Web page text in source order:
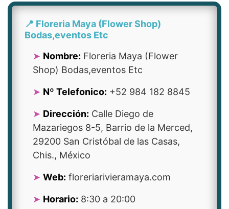
📍 Floreria Maya (Flower Shop)
Bodas,eventos Etc
Nombre: Floreria Maya (Flower
Shop) Bodas,eventos Etc
Nº Telefonico: +52 984 182 8845
Dirección: Calle Diego de
Mazariegos 8-5, Barrio de la Merced,
29200 San Cristóbal de las Casas,
Chis., México
Web: floreriarivieramaya.com
Horario: 8:30 a 20:00